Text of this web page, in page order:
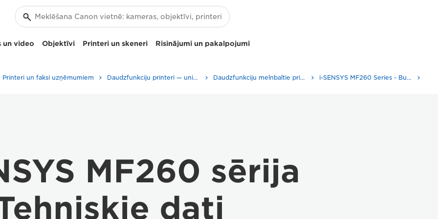
un video Objektīvi Printeri un skeneri Risinājumi un pakalpojumi
Printeri un faksi uzņēmumiem Daudzfunkciju printeri — universāli printeri Daudzfunkciju melnbaltie printeri i-SENSYS MF260 Series - Business Printers & Fax Machines
MF260 sērija
dati